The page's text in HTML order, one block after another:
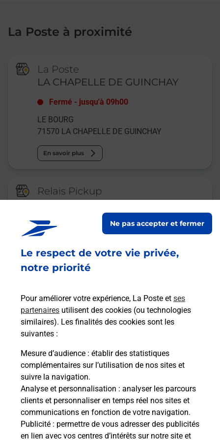
Le respect de votre vie privée,
notre priorité
Pour améliorer votre expérience, La Poste et ses
partenaires utilisent des cookies (ou technologies
similaires). Les finalités des cookies sont les
suivantes :
Mesure d’audience : établir des statistiques
complémentaires sur l’utilisation de nos sites et
suivre la navigation.
Analyse et personnalisation : analyser les parcours
clients et personnaliser en temps réel nos sites et
communications en fonction de votre navigation.
Publicité : permettre de vous adresser des publicités
en lien avec vos centres d’intérêts sur notre site et
Ne pas accepter et fermer
La Poste à proximité
La Poste
LA CHAPELLE DE GUINCHAY
Fermé - jusqu'à 09h00
LE BOURG
71570 LA CHAPELLE DE GUINCHAY
En savoir plus
Relais Pickup
CONSIGNE INTERMARCHE GAZ
ROMANECHE
jusqu'à 23h59
51 RUE DES ETELLES
71570 ROMANECHE THORINS
Malin !
La Poste
en ligne
Ouvert 24h/24
En savoir plus